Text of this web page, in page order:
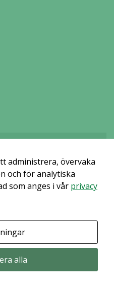
hindrar dig från att se detta
administrera, övervaka
och för analytiska
som anges i vår privacy
alla